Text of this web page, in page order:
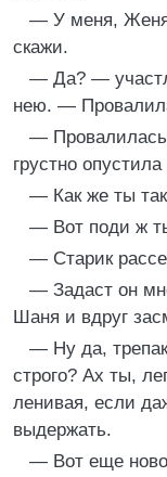
— У меня,
скажи.
— Да? —
нею. —
—
грустно
— Как же ты
— Вот поди ж
— Старик
— Задаст он
Шаня и вдруг
— Ну да,
строго? Ах ты,
ленивая, если
выдержать.
— Вот еще